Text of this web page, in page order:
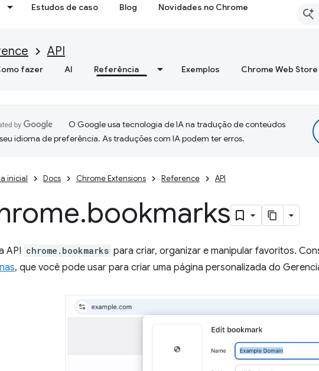
Estudos de caso Blog Novidades no Chrome
API
fazer AI Referência Exemplos Chrome Web Store
O Google usa tecnologia de IA na tradução de conteúdos
idioma de preferência. As traduções com IA podem ter erros.
inicial Docs Chrome Extensions Reference API
.bookmarks
API chrome.bookmarks para criar, organizar e manipular favoritos.
, que você pode usar para criar uma página personalizada do